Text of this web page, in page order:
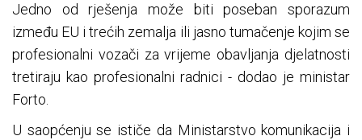
Jedno od rješenja može biti poseban sporazum
između EU i trećih zemalja ili jasno tumačenje kojim se
profesionalni vozači za vrijeme obavljanja djelatnosti
tretiraju kao profesionalni radnici - dodao je ministar
Forto.
U saopćenju se ističe da Ministarstvo komunikacija i